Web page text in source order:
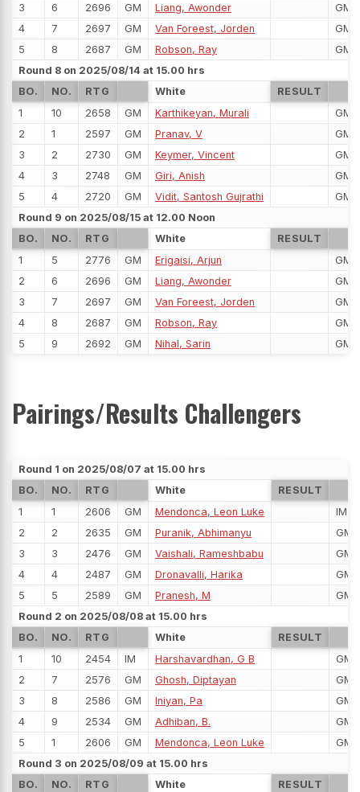
3
6 2696 GM Liang, Awonder
GM
4
7 2697 GM Van Foreest, Jorden
GM
5
8 2687 GM Robson, Ray
GM
Round 8 on 2025/08/14 at 15.00 hrs
BO.
NO. RTG White
RESULT
1
10 2658 GM Karthikeyan, Murali
GM
2
1 2597 GM Pranav, V
GM
3
2 2730 GM Keymer, Vincent
GM
4
3 2748 GM Giri, Anish
GM
5
4 2720 GM Vidit, Santosh Gujrathi
GM
Round 9 on 2025/08/15 at 12.00 Noon
BO.
NO. RTG White
RESULT
1
5 2776 GM Erigaisi, Arjun
GM
2
6 2696 GM Liang, Awonder
GM
3
7 2697 GM Van Foreest, Jorden
GM
4
8 2687 GM Robson, Ray
GM
5
9 2692 GM Nihal, Sarin GM
Pairings/Results Challengers
Round 1 on 2025/08/07 at 15.00 hrs
BO.
NO. RTG White
RESULT
1
1 2606 GM Mendonca, Leon Luke
IM
2
2 2635 GM Puranik, Abhimanyu
GM
3
3 2476 GM Vaishali, Rameshbabu
GM
4
4 2487 GM Dronavalli, Harika
GM
5
5 2589 GM Pranesh, M
GM
Round 2 on 2025/08/08 at 15.00 hrs
BO.
NO. RTG White
RESULT
1
10 2454 IM Harshavardhan, G B
GM
2
7 2576 GM Ghosh, Diptayan
GM
3
8 2586 GM Iniyan, Pa
GM
4
9 2534 GM Adhiban, B.
GM
5
1 2606 GM Mendonca, Leon Luke
GM
Round 3 on 2025/08/09 at 15.00 hrs
BO.
NO. RTG White
RESULT